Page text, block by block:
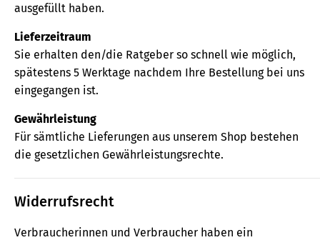
ausgefüllt haben.
Lieferzeitraum
Sie erhalten den/die Ratgeber so schnell wie möglich,
spätestens 5 Werktage nachdem Ihre Bestellung bei uns
eingegangen ist.
Gewährleistung
Für sämtliche Lieferungen aus unserem Shop bestehen
die gesetzlichen Gewährleistungsrechte.
Widerrufsrecht
Verbraucherinnen und Verbraucher haben ein